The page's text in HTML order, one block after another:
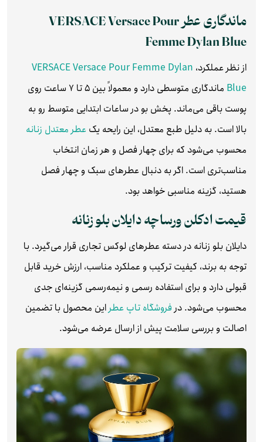
ماندگاری عطر VERSACE Versace Pour
Femme Dylan Blue
از نظر عملکرد، VERSACE Versace Pour Femme Dylan
Blue
ماندگاری متوسطی دارد و معمولاً بین 5 تا 7 ساعت روی
پوست باقی می‌ماند. پخش بو در ساعات ابتدایی متوسط رو به
بالا است. به دلیل طبع معتدل، این رایحه یک عطر معتدل زنانه
محسوب می‌شود که برای چهار فصل و هر زمان انتخاب
مناسب‌تری است. اگر به دنبال عطرهای سبک و چهار فصل
هستید، گزینه‌ مناسبی خواهد بود.
قیمت ادکلن ورساچه دایلان بلو زنانه
دایلان بلو زنانه در دسته عطرهای لوکس تجاری قرار می‌گیرد. با
توجه به برند، کیفیت ترکیب و عملکرد مناسب، ارزش خرید قابل
قبولی دارد و برای استفاده رسمی و نیمه‌رسمی گزینه‌ای جدی
محسوب می‌شود. در فروشگاه تاپ عطر این محصول با تضمین
اصالت و بررسی سلامت پیش از ارسال عرضه می‌شود.